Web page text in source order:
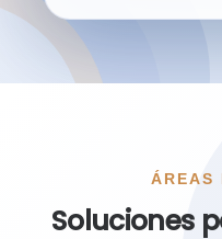
ÁREAS
Soluciones